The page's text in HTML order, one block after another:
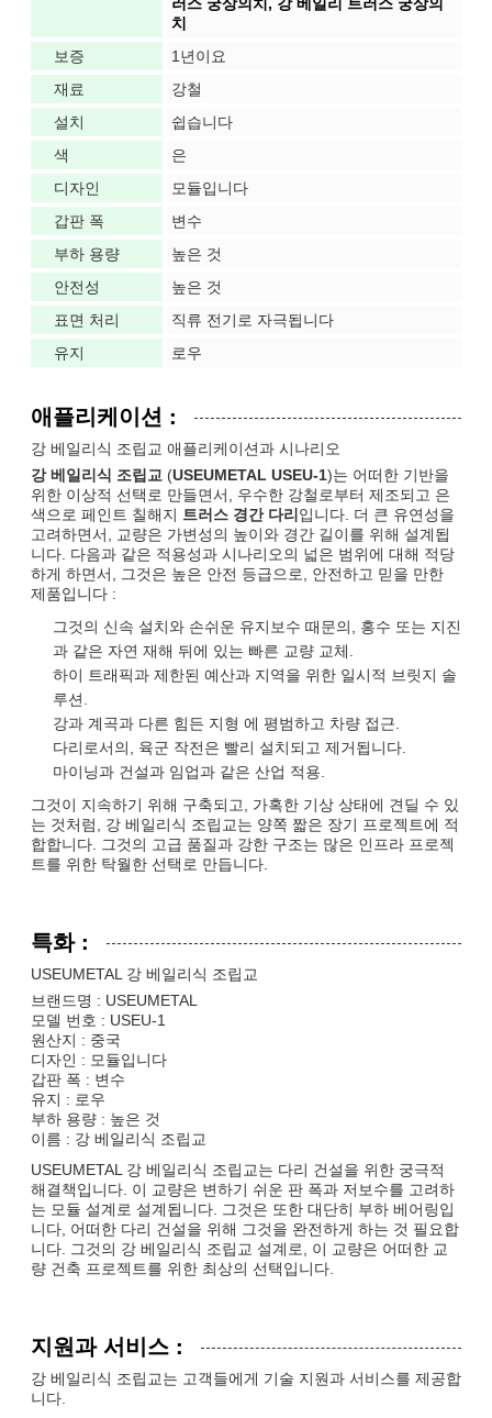
치
보증
1년이요
재료
강철
설치
쉽습니다
색
은
디자인
모듈입니다
갑판 폭
변수
부하 용량
높은 것
안전성
높은 것
표면 처리
직류 전기로 자극됩니다
유지
로우
애플리케이션 :
강 베일리식 조립교 애플리케이션과 시나리오
강 베일리식 조립교 (USEUMETAL USEU-1)는 어떠한 기반을
위한 이상적 선택로 만들면서, 우수한 강철로부터 제조되고 은
색으로 페인트 칠해지 트러스 경간 다리 입니다. 더 큰 유연성을
고려하면서, 교량은 가변성의 높이와 경간 길이를 위해 설계됩
니다. 다음과 같은 적용성과 시나리오의 넓은 범위에 대해 적당
하게 하면서, 그것은 높은 안전 등급으로, 안전하고 믿을 만한
제품입니다 :
그것의 신속 설치와 손쉬운 유지보수 때문의, 홍수 또는 지진
과 같은 자연 재해 뒤에 있는 빠른 교량 교체.
하이 트래픽과 제한된 예산과 지역을 위한 일시적 브릿지 솔
루션.
강과 계곡과 다른 힘든 지형 에 평범하고 차량 접근.
다리로서의, 육군 작전은 빨리 설치되고 제거됩니다.
마이닝과 건설과 임업과 같은 산업 적용.
그것이 지속하기 위해 구축되고, 가혹한 기상 상태에 견딜 수 있
는 것처럼, 강 베일리식 조립교는 양쪽 짧은 장기 프로젝트에 적
합합니다. 그것의 고급 품질과 강한 구조는 많은 인프라 프로젝
트를 위한 탁월한 선택로 만듭니다.
특화 :
USEUMETAL 강 베일리식 조립교
브랜드명 : USEUMETAL
모델 번호 : USEU-1
원산지 : 중국
디자인 : 모듈입니다
갑판 폭 : 변수
유지 : 로우
부하 용량 : 높은 것
이름 : 강 베일리식 조립교
USEUMETAL 강 베일리식 조립교는 다리 건설을 위한 궁극적
해결책입니다. 이 교량은 변하기 쉬운 판 폭과 저보수를 고려하
는 모듈 설계로 설계됩니다. 그것은 또한 대단히 부하 베어링입
니다, 어떠한 다리 건설을 위해 그것을 완전하게 하는 것 필요합
니다. 그것의 강 베일리식 조립교 설계로, 이 교량은 어떠한 교
량 건축 프로젝트를 위한 최상의 선택입니다.
지원과 서비스 :
강 베일리식 조립교는 고객들에게 기술 지원과 서비스를 제공합
니다.